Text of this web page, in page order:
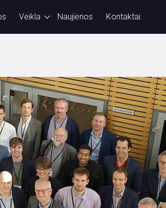
Veikla Naujienos Kontaktai